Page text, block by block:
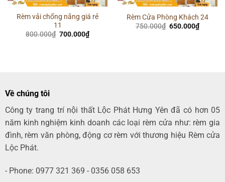
Rèm vải chống nắng giá rẻ
11
800.000₫ Giá
700.000₫Giá
hiện
Rèm Cửa Phòng Khách 24
750.000₫ Giá
650.000₫Giá
hiện
Về chúng tôi
Công ty trang trí nội thất Lộc Phát Hưng Yên đã có hơn 05
năm kinh nghiệm kinh doanh các loại rèm cửa như: rèm gia
đình, rèm văn phòng, động cơ rèm với thương hiệu Rèm cửa
Lộc Phát.
- Phone: 0977 321 369 - 0356 058 653